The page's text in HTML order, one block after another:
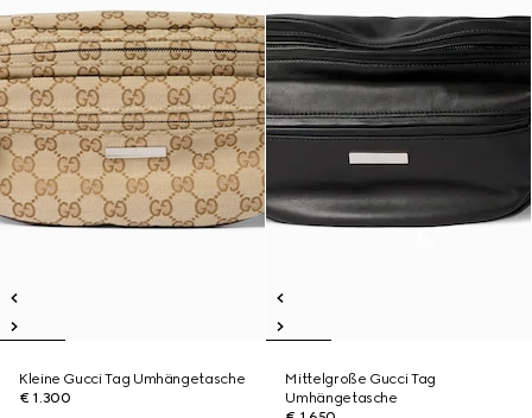
Kleine Gucci Tag Umhängetasche
€ 1.300
Mittelgroße Gucci Tag
Umhängetasche